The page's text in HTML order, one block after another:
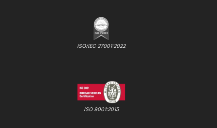
ISO/IEC 27001:2022
ISO 9001:2015